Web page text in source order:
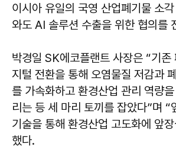
이시아 유일의 국영 산업폐기물 소
와도 AI 솔루션 수출을 위한 협의를
박경일 SK에코플랜트 사장은 “기존
지털 전환을 통해 오염물질 저감과
를 가속화하고 환경산업 관리 역량
리는 등 세 마리 토끼를 잡았다”며 “
기술을 통해 환경산업 고도화에 앞
했다.